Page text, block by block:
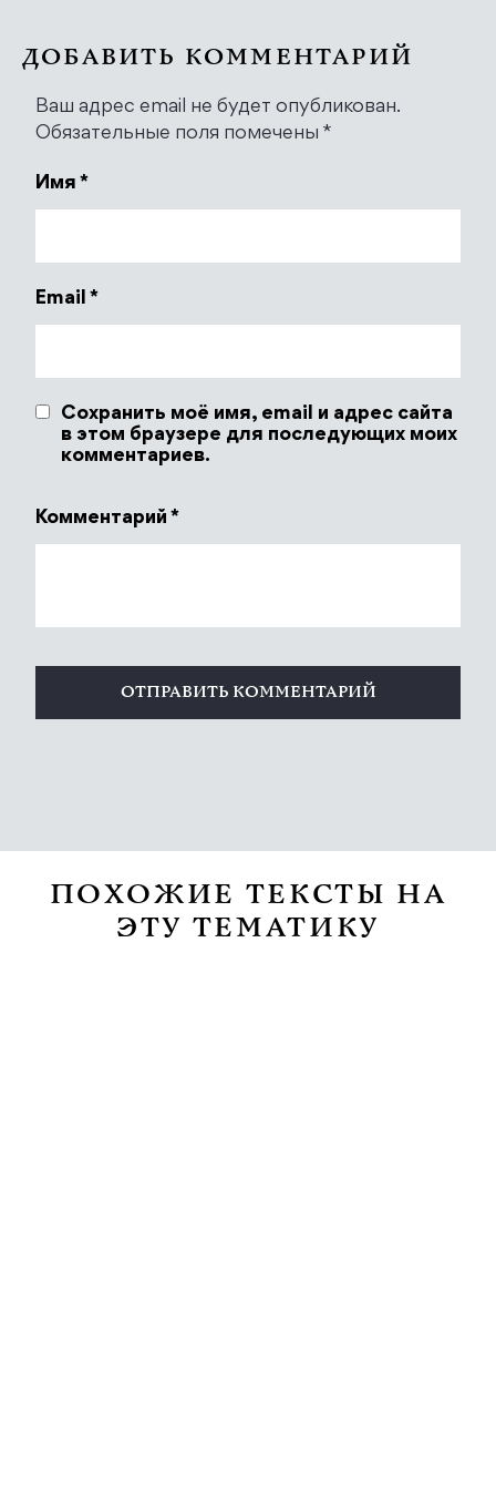
ДОБАВИТЬ КОММЕНТАРИЙ
Ваш адрес email не будет опубликован.
Обязательные поля помечены *
Имя *
Email *
Сохранить моё имя, email и адрес сайта
в этом браузере для последующих моих
комментариев.
Комментарий *
ПОХОЖИЕ ТЕКСТЫ НА
ЭТУ ТЕМАТИКУ